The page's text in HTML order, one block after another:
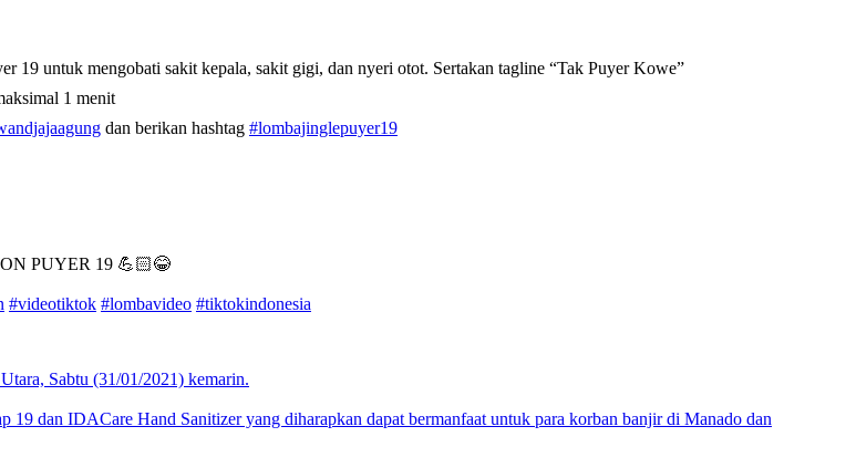
19 untuk mengobati sakit kepala, sakit gigi, dan nyeri otot. Sertakan tagline “Tak Puyer Kowe”
1 menit
dan berikan hashtag #lombajinglepuyer19
PUYER 19 💪🏻😂
#videotiktok #lombavideo #tiktokindonesia
Sabtu (31/01/2021) kemarin.
dan IDACare Hand Sanitizer yang diharapkan dapat bermanfaat untuk para korban banjir di Manado dan